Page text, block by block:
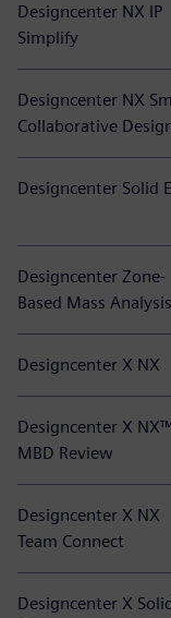
Designcenter NX IP
Simplify
Designcenter NX
Collaborative
Designcenter Solid
Designcenter Zone-
Based Mass Analysis
Designcenter X NX
Designcenter X
MBD Review
Designcenter X NX
Team Connect
Designcenter X